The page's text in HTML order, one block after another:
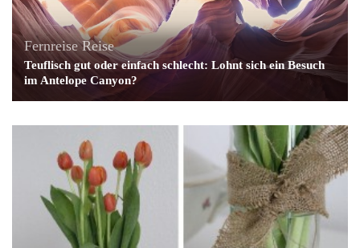
Fernreise Reise
Teuflisch gut oder einfach schlecht: Lohnt sich ein Besuch
im Antelope Canyon?